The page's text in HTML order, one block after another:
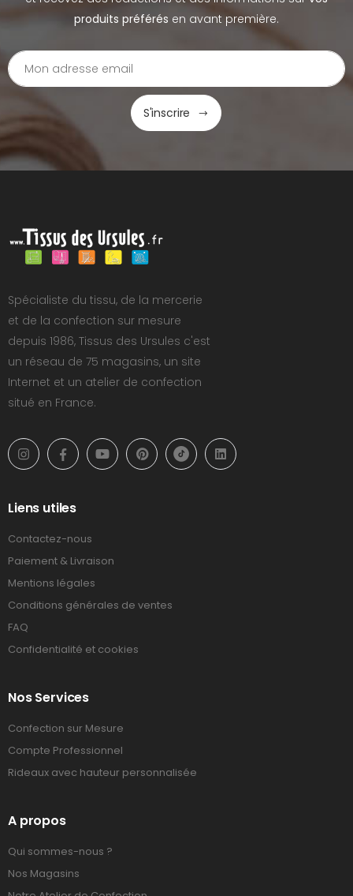
produits préférés en avant première.
S'inscrire
Spécialiste du tissu, de la mercerie
et de la confection sur mesure
depuis 1986, Tissus des Ursules c'est
un réseau de 75 magasins, un site
Internet et un atelier de confection
situé en France.
Liens utiles
Contactez-nous
Paiement & Livraison
Mentions légales
Conditions générales de ventes
FAQ
Confidentialité et cookies
Nos Services
Confection sur Mesure
Compte Professionnel
Rideaux avec hauteur personnalisée
A propos
Qui sommes-nous ?
Nos Magasins